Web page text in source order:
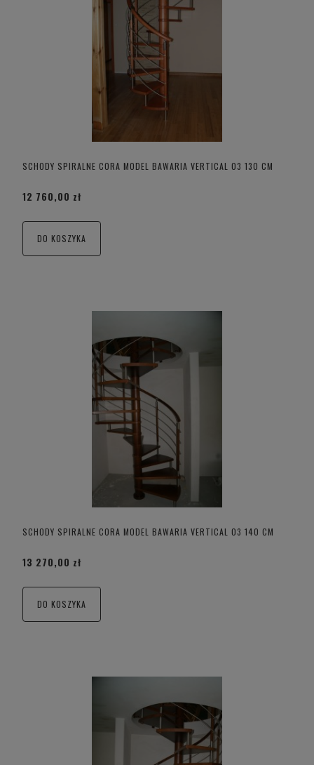
SCHODY SPIRALNE CORA MODEL BAWARIA VERTICAL 03 130 CM
12 760,00 zł
DO KOSZYKA
SCHODY SPIRALNE CORA MODEL BAWARIA VERTICAL 03 140 CM
13 270,00 zł
DO KOSZYKA